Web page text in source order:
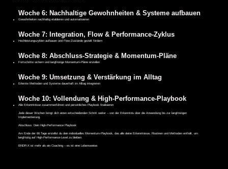
Woche 6: Nachhaltige Gewohnheiten & Systeme aufbauen
Gewohnheiten nachhaltig etablieren und automatisieren
Woche 7: Integration, Flow & Performance-Zyklus
Hochleistungszyklen aufbauen und Flow-Zustände gezielt fördern
Woche 8: Abschluss-Strategie & Momentum-Pläne
Fortschritte sichern und langfristige Momentum-Pläne erstellen
Woche 9: Umsetzung & Verstärkung im Alltag
Erlernte Methoden und Systeme dauerhaft im Alltag integrieren
Woche 10: Vollendung & High-Performance-Playbook
Alle Erkenntnisse zusammenführen und persönliches Playbook finalisieren
Jede dieser Wochen bringt dich einen entscheidenden Schritt weiter – von der Erkenntnis über die Anwendung bis zur langfristigen
Implementierung.
Abschluss: Dein High-Performance Playbook
Am Ende der 66 Tage erstellst du dein individuelles Momentum-Playbook, das alle deine Erkenntnisse, Routinen und Methoden enthält, um
langfristig auf High-Performance-Level zu bleiben.
BNDR-X ist mehr als ein Coaching – es ist eine Lebensweise.